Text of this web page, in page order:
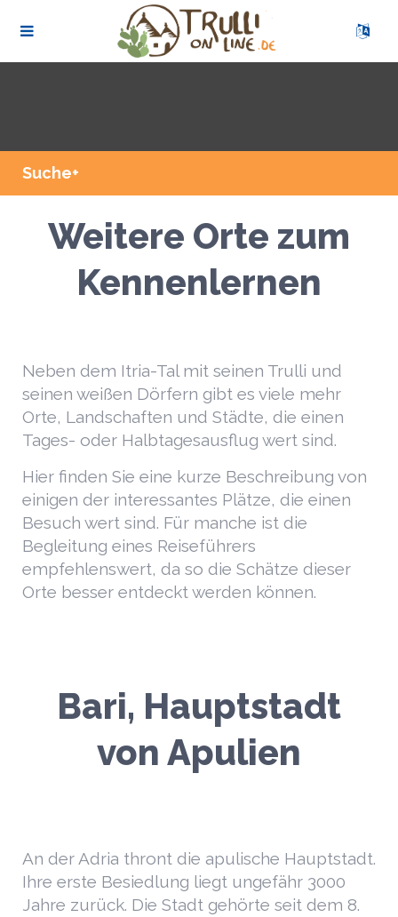
Suche+
Weitere Orte zum
Kennenlernen
Neben dem Itria-Tal mit seinen Trulli und
seinen weißen Dörfern gibt es viele mehr
Orte, Landschaften und Städte, die einen
Tages- oder Halbtagesausflug wert sind.
Hier finden Sie eine kurze Beschreibung von
einigen der interessantes Plätze, die einen
Besuch wert sind. Für manche ist die
Begleitung eines Reiseführers
empfehlenswert, da so die Schätze dieser
Orte besser entdeckt werden können.
Bari, Hauptstadt
von Apulien
An der Adria thront die apulische Hauptstadt.
Ihre erste Besiedlung liegt ungefähr 3000
Jahre zurück. Die Stadt gehörte seit dem 8.